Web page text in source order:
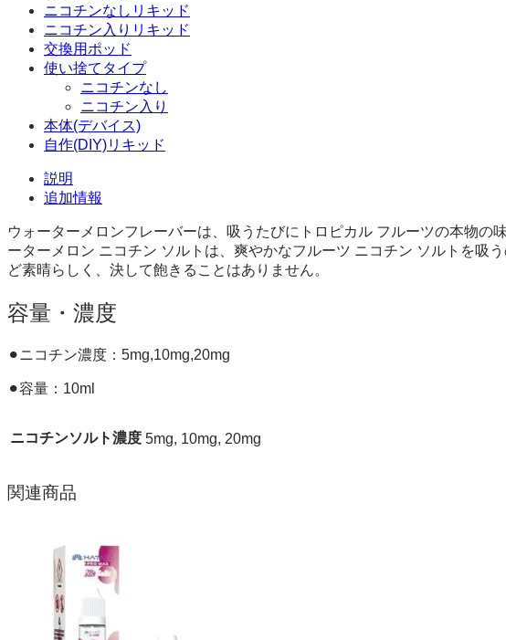
ELFLIQ
BY
ELFBAR
10ml
ニコチンなしリキッド
ニコチン入りリキッド
交換用ポッド
使い捨てタイプ
ニコチンなし
ニコチン入り
本体(デバイス)
自作(DIY)リキッド
説明
追加情報
ウォーターメロンフレーバーは、吸うたびにトロピカル フルーツの本物
ーターメロン ニコチン ソルトは、爽やかなフルーツ ニコチン ソルトを吸
ど素晴らしく、決して飽きることはありません。
容量・濃度
⚫︎ニコチン濃度：5mg,10mg,20mg
⚫︎容量：10ml
ニコチンソルト濃度 5mg, 10mg, 20mg
関連商品